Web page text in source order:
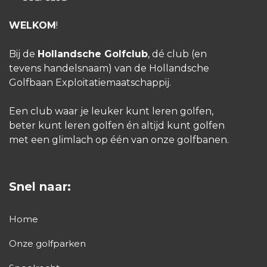
ervaren en begrijpen van bewegingen. Ik heb
geen vastomlijnd specialisme, omdat ik
vind om te onderwijzen.
Een ervaren professional met een brede
achtergrond
Ik ben inmiddels 25 jaar actief in de golfsport
en heb in die tijd op verschillende golfbanen
golfprofessional op Golf Parc De Pettelaar en
Almkreek. Zelf heb ik in mijn jongere jaren
veel gespeeld en meegedaan aan diverse
WELKOM!
Bij de Hollandsche Golfclub, dé club (en
tevens handelsnaam) van de Hollandsche
Golfbaan Exploitatiemaatschappij.
Een club waar je leuker kunt leren golfen,
beter kunt leren golfen én altijd kunt golfen
met een glimlach op één van onze golfbanen.
Snel naar:
Home
Onze golfparken